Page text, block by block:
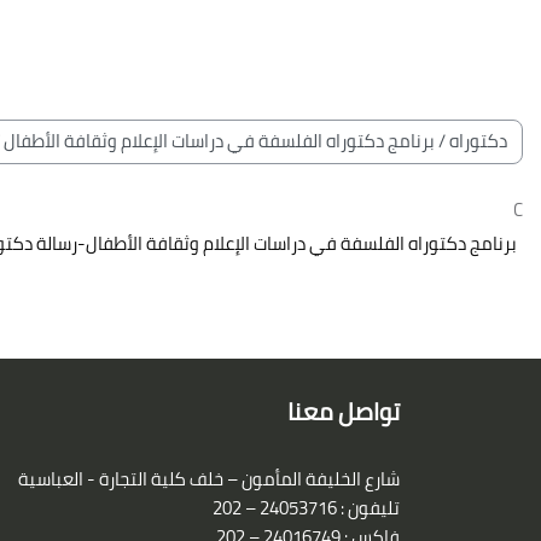
الكتل
تصنيفات المقررات
C
برنامج دكتوراه الفلسفة في دراسات الإعلام وثقافة الأطفال-رسالة
الكتل
تواصل معنا
شارع الخليفة المأمون – خلف كلية التجارة - العباسية
تليفون : 24053716 – 202